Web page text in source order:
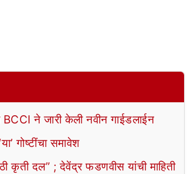
BCCI ने जारी केली नवीन गाईडलाईन
गोष्टींचा समावेश
कृती दल” ; देवेंद्र फडणवीस यांची माहिती